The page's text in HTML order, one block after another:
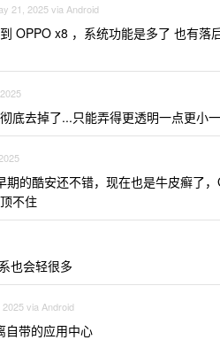
21, 2025 via Android
OPPO x8 ，系统功能是多了 也有
底去掉了...只能弄得更透明一点更小
期的酷安还不错，现在也是牛皮癣了
不住
也会轻很多
via Android
自带的应用中心